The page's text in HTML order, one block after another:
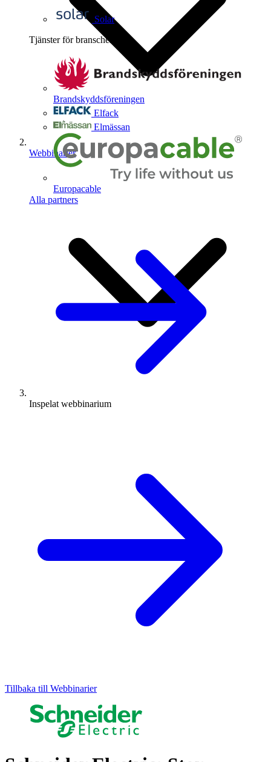
Solar
Tjänster för branschen
Brandskyddsföreningen
Elfack
Elmässan
Europacable
Alla partners
Webbinarier
Inspelat webbinarium
Tillbaka till Webbinarier